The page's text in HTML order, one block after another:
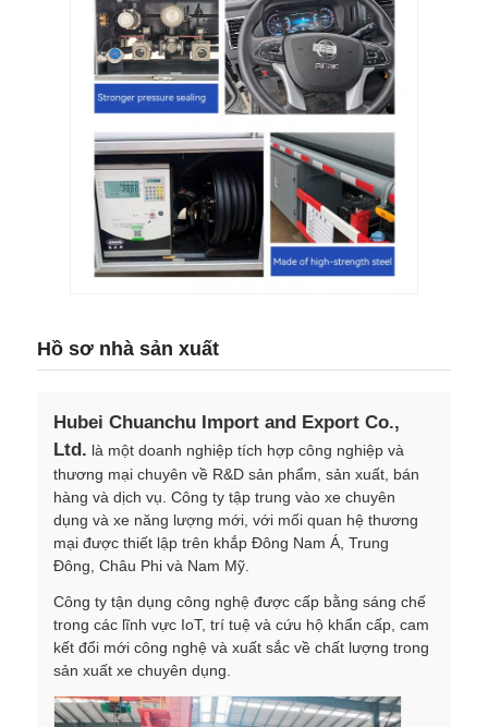
Hồ sơ nhà sản xuất
Hubei Chuanchu Import and Export Co.,
Ltd. là một doanh nghiệp tích hợp công nghiệp và
thương mại chuyên về R&D sản phẩm, sản xuất, bán
hàng và dịch vụ. Công ty tập trung vào xe chuyên
dụng và xe năng lượng mới, với mối quan hệ thương
mại được thiết lập trên khắp Đông Nam Á, Trung
Đông, Châu Phi và Nam Mỹ.
Công ty tận dụng công nghệ được cấp bằng sáng chế
trong các lĩnh vực IoT, trí tuệ và cứu hộ khẩn cấp, cam
kết đổi mới công nghệ và xuất sắc về chất lượng trong
sản xuất xe chuyên dụng.